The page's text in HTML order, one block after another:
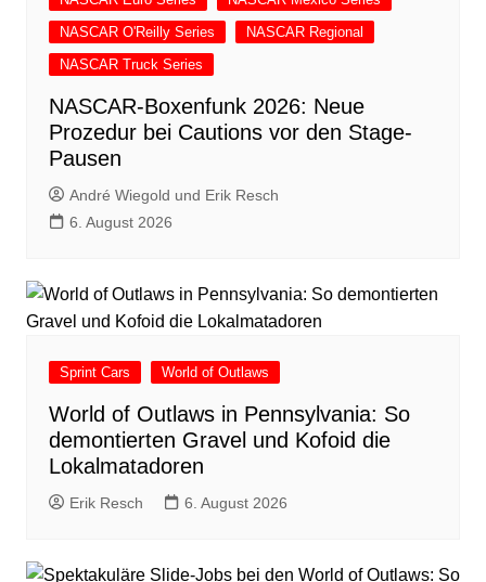
NASCAR O'Reilly Series
NASCAR Regional
NASCAR Truck Series
NASCAR-Boxenfunk 2026: Neue
Prozedur bei Cautions vor den Stage-
Pausen
André Wiegold und Erik Resch
6. August 2026
Sprint Cars World of Outlaws
World of Outlaws in Pennsylvania: So
demontierten Gravel und Kofoid die
Lokalmatadoren
Erik Resch 6. August 2026